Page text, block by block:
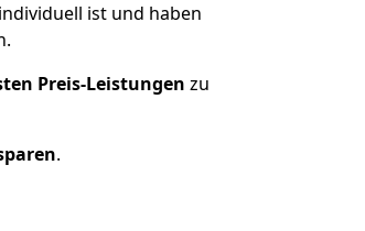
ist und haben
Preis-Leistungen zu
.